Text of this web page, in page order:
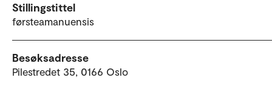
Stillingstittel
førsteamanuensis
Besøksadresse
Pilestredet 35, 0166 Oslo